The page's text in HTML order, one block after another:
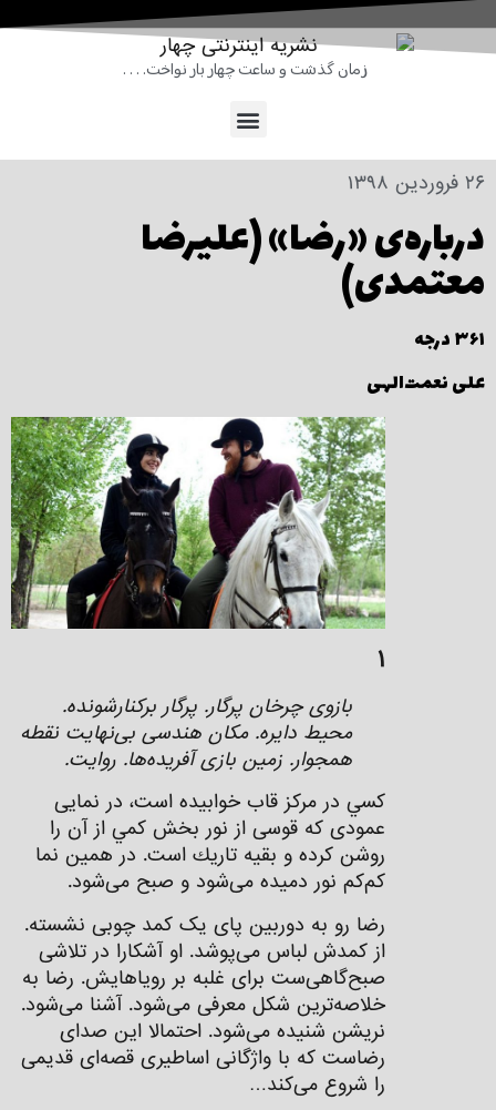
زمان گذشت و ساعت چهار بار نواخت. . . .
۲۶ فروردین ۱۳۹۸
درباره‌ی «رضا» (علیرضا
معتمدی)
۳۶۱ درجه
علی نعمت‌الهی
۱
بازوی چرخان پرگار. پرگار برکنارشونده.
محیط دایره. مکان هندسی بی‌نهایت نقطه
همجوار. زمين بازی آفریده‌ها. روايت.
كسي در مركز قاب خوابيده است، در نمايی
عمودی كه قوسی از نور بخش كمي از آن را
روشن كرده و بقيه تاريك است. در همين نما
كم‌كم نور دميده می‌شود و صبح می‌شود.
رضا رو به دوربین پای یک کمد چوبی نشسته.
از کمدش لباس می‌پوشد. او آشكارا در تلاشی
صبح‌گاهی‌ست برای غلبه بر روياهايش. رضا به
خلاصه‌ترين شكل معرفی می‌شود. آشنا می‌شود.
نریشن شنیده می‌شود. احتمالا اين صدای
رضاست كه با واژگانی اساطیری قصه‌ای قدیمی
را شروع می‌کند…